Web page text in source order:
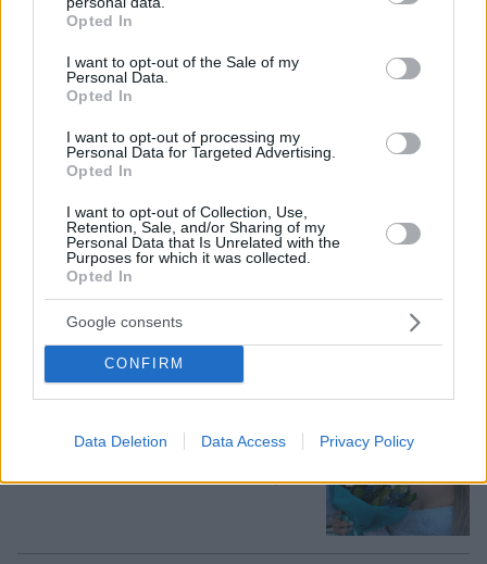
grant or deny consent to Google and its third-party tags to
use your data for below specified purposes in below Google
consent section.
Opted In
I want to opt-out of the Sale of my
Personal Data.
Opted In
I want to opt-out of processing my
Personal Data for Targeted Advertising.
Opted In
I want to opt-out of Collection, Use,
Retention, Sale, and/or Sharing of my
Personal Data that Is Unrelated with the
Purposes for which it was collected.
Opted In
Google consents
CONFIRM
Data Deletion Data Access Privacy Policy
ΔΕΘ τετραετίας με μέτρα για όλους: Τι θα πει ο
Μητσοτάκης στη Θεσσαλονίκη για μισθούς,
συντάξεις, επιχειρήσεις, αγρότες και στεγαστικό
10.08.2026, 08:51
Η 24χρονη αριστούχος της Ιατρικής
Όρκο, μιλά για τον «άριστο γιατρό»
10.08.2026, 08:09 68